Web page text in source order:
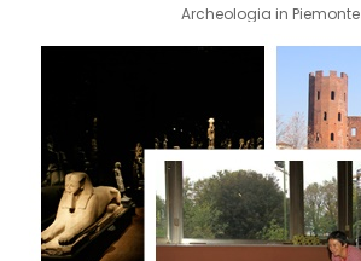
Archeologia in Piemonte